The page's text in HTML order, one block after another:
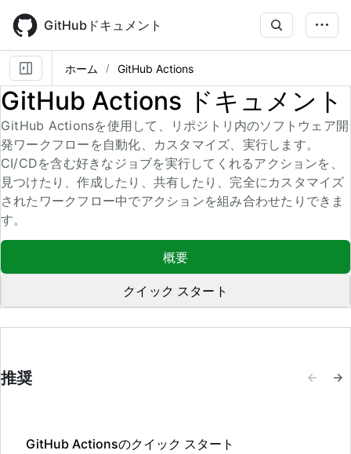
main
content
GitHubドキュメント
ホーム GitHub Actions
GitHub Actions ドキュメント
GitHub Actionsを使用して、リポジトリ内のソフトウェア開
発ワークフローを自動化、カスタマイズ、実行します。
CI/CDを含む好きなジョブを実行してくれるアクションを、
見つけたり、作成したり、共有したり、完全にカスタマイズ
されたワークフロー中でアクションを組み合わせたりできま
す。
概要
クイック スタート
推奨
GitHub Actionsのクイック スタート